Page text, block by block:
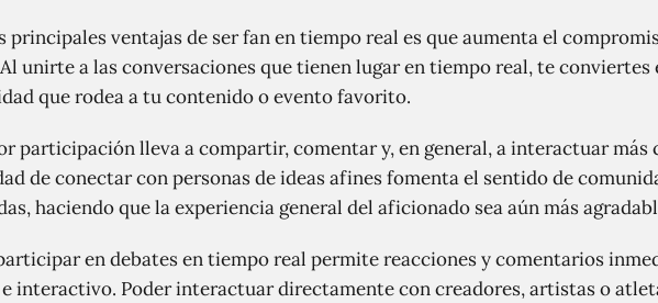
principales ventajas de ser fan en tiempo real es que aumenta el
unirte a las conversaciones que tienen lugar en tiempo real, te
que rodea a tu contenido o evento favorito.
participación lleva a compartir, comentar y, en general, a interactuar más
de conectar con personas de ideas afines fomenta el sentido de
haciendo que la experiencia general del aficionado sea aún más
en debates en tiempo real permite reacciones y comentarios
interactivo. Poder interactuar directamente con creadores, artistas o